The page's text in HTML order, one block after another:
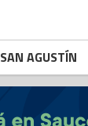
SAN AGUSTÍN